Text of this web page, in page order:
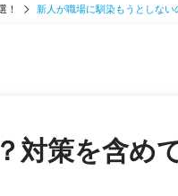
！ 新人が職場に馴染もうとしな
対策を含め